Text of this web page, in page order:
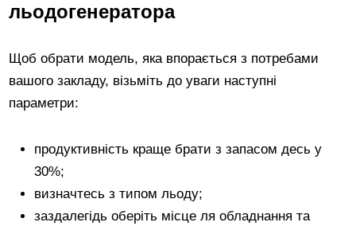
льодогенератора
Щоб обрати модель, яка впорається з потребами
вашого закладу, візьміть до уваги наступні
параметри:
продуктивність краще брати з запасом десь у
30%;
визначтесь з типом льоду;
заздалегідь оберіть місце ля обладнання та